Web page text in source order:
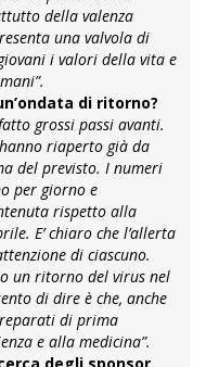
della valenza
una valvola di
i valori della vita e
di ritorno?
grossi passi avanti.
riaperto già da
del previsto. I numeri
per giorno e
rispetto alla
E’ chiaro che l’allerta
di ciascuno.
un ritorno del virus nel
di dire è che, anche
di prima
e alla medicina”.